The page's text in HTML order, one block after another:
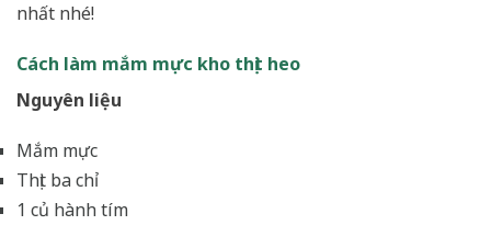
nhất nhé!
Cách làm mắm mực kho thịt heo
Nguyên liệu
Mắm mực
Thịt ba chỉ
1 củ hành tím